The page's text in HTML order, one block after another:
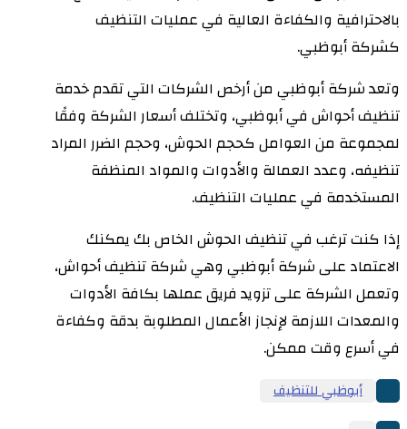
بالاحترافية والكفاءة العالية في عمليات التنظيف
كشركة أبوظبي.
وتعد شركة أبوظبي من أرخص الشركات التي تقدم خدمة
تنظيف أحواش في أبوظبي، وتختلف أسعار الشركة وفقًا
لمجموعة من العوامل كحجم الحوش، وحجم الضرر المراد
تنظيفه، وعدد العمالة والأدوات والمواد المنظفة
المستخدمة في عمليات التنظيف.
إذا كنت ترغب في تنظيف الحوش الخاص بك يمكنك
الاعتماد على شركة أبوظبي وهي شركة تنظيف أحواش،
وتعمل الشركة على تزويد فريق عملها بكافة الأدوات
والمعدات اللازمة لإنجاز الأعمال المطلوبة بدقة وكفاءة
في أسرع وقت ممكن.
أبوظبي للتنظيف